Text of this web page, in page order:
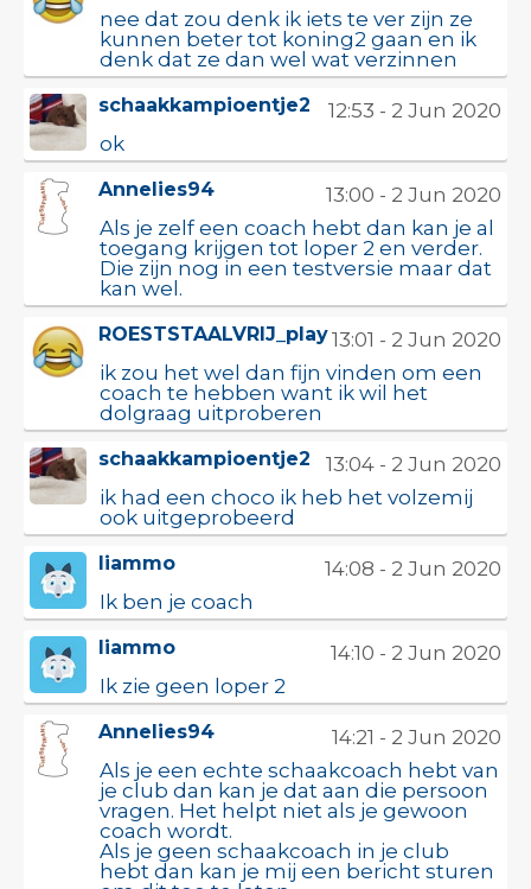
nee dat zou denk ik iets te ver zijn ze
kunnen beter tot koning2 gaan en ik
denk dat ze dan wel wat verzinnen
schaakkampioentje2
12:53 - 2 Jun 2020
ok
Annelies94
13:00 - 2 Jun 2020
Als je zelf een coach hebt dan kan je al
toegang krijgen tot loper 2 en verder.
Die zijn nog in een testversie maar dat
kan wel.
ROESTSTAALVRIJ_play13:01 - 2 Jun 2020
ik zou het wel dan fijn vinden om een
coach te hebben want ik wil het
dolgraag uitproberen
schaakkampioentje2
13:04 - 2 Jun 2020
ik had een choco ik heb het volzemij
ook uitgeprobeerd
liammo
14:08 - 2 Jun 2020
Ik ben je coach
liammo
14:10 - 2 Jun 2020
Ik zie geen loper 2
Annelies94
14:21 - 2 Jun 2020
Als je een echte schaakcoach hebt van
je club dan kan je dat aan die persoon
vragen. Het helpt niet als je gewoon
coach wordt.
Als je geen schaakcoach in je club
hebt dan kan je mij een bericht sturen